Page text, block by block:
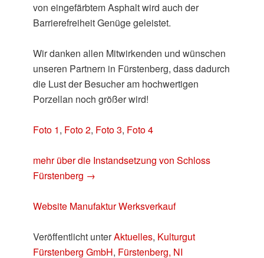
von eingefärbtem Asphalt wird auch der
Barrierefreiheit Genüge geleistet.
Wir danken allen Mitwirkenden und wünschen
unseren Partnern in Fürstenberg, dass dadurch
die Lust der Besucher am hochwertigen
Porzellan noch größer wird!
Foto 1, Foto 2, Foto 3, Foto 4
mehr über die Instandsetzung von Schloss
Fürstenberg →
Website Manufaktur Werksverkauf
Veröffentlicht unterAktuelles, Kulturgut
Fürstenberg GmbH, Fürstenberg, NI